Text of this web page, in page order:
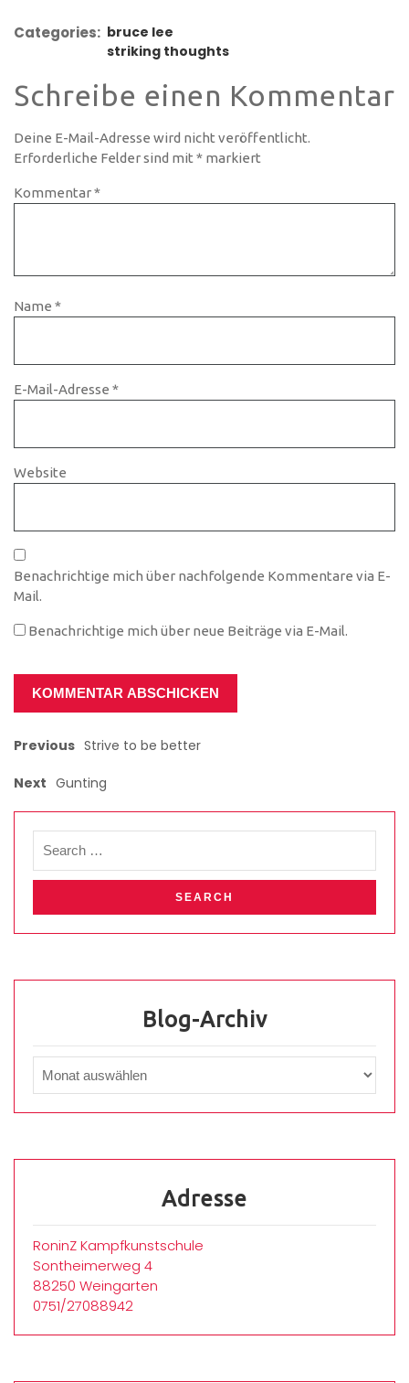
Categories: bruce lee
striking thoughts
Schreibe einen Kommentar
Deine E-Mail-Adresse wird nicht veröffentlicht.
Erforderliche Felder sind mit * markiert
Kommentar*
Name *
E-Mail-Adresse *
Website
Benachrichtige mich über nachfolgende Kommentare via E-
Mail.
Benachrichtige mich über neue Beiträge via E-Mail.
Previous Strive to be better
Next Gunting
Blog-Archiv
Adresse
RoninZ Kampfkunstschule
Sontheimerweg 4
88250 Weingarten
0751/27088942